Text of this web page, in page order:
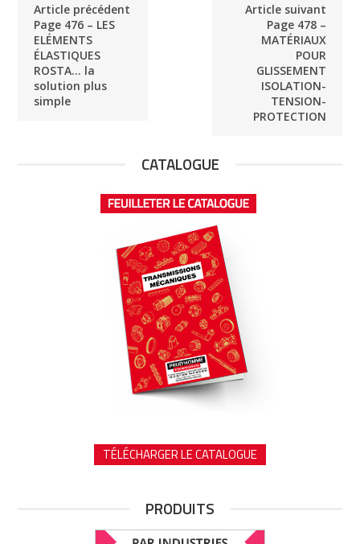
Article précédent
Page 476 – LES
ELÉMENTS
ÉLASTIQUES
ROSTA… la
solution plus
simple
Article suivant
Page 478 –
MATÉRIAUX
POUR
GLISSEMENT
ISOLATION-
TENSION-
PROTECTION
CATALOGUE
TÉLÉCHARGER LE CATALOGUE
PRODUITS